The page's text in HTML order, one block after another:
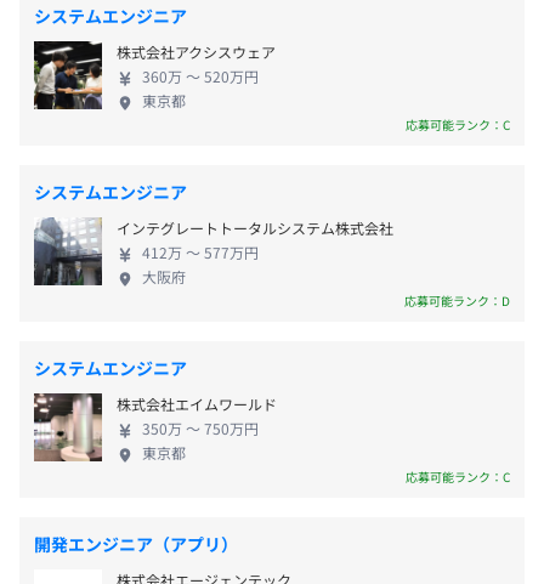
・電子承認システム
・タクシー乗車支援システム
・駐車場管理システム
・電源設備統合監視システム
・学ぶ意欲がありスキルUPを目指す方には、必要に応じ
て外部研修やセミナーなどを受講することが可能です。
相談のうえ、ご希望のマシンを支給します。
受動喫煙防止措置に関する事項
従業員に対する受動喫煙対策：なし
※自家用車通勤は応相談
・完全週休2日制（土・日）
・祝日
・年次有給休暇
・夏季休暇（7月から9月の間で3日間を自由に取得可能）
※年次有給休暇とあわせての連休取得を推奨しています。
・慶弔休暇
・産前・産後休業（取得実績あり）
・育児休業（男女とも取得実績あり）
・介護休業（取得実績あり）
・ライフサポート休暇（有給休暇とは別に、1年に3日間
※家族のサポートや病院への付き添い、お子さまの授業参
観など、さまざまな用途に利用できます。
・扶養手当
システムエンジニア
株式会社アクシスウェア
360万 〜 520万円
東京都
応募可能ランク：C
システムエンジニア
インテグレートトータルシステム株式会社
412万 〜 577万円
大阪府
応募可能ランク：D
システムエンジニア
株式会社エイムワールド
350万 〜 750万円
東京都
応募可能ランク：C
開発エンジニア（アプリ）
株式会社エージェンテック